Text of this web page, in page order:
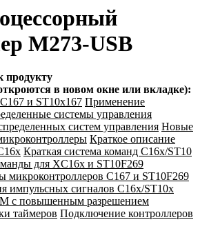
M273-USB
продукту
в новом окне или вкладке):
и ST10x167 Применение
системы управления
систем управления Новые
Краткое описание
Краткая система команд C16x/ST10
для XC16x и ST10F269
микроконтроллеров C167 и ST10F269
импульсных сигналов C16x/ST10x
с повышенным разрешением
таймеров Подключение контроллеров